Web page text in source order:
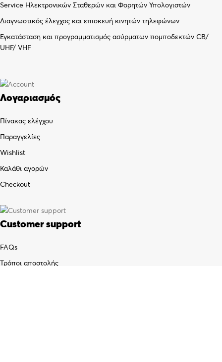
Service Ηλεκτρονικών Σταθερών και Φορητών Υπολογιστών
Διαγνωστικός έλεγχος και επισκευή κινητών τηλεφώνων
Εγκατάσταση και προγραμματισμός ασύρματων πομποδεκτών CB/
UHF/ VHF
Λογαριασμός
Πίνακας ελέγχου
Παραγγελίες
Wishlist
Καλάθι αγορών
Checkout
Customer support
FAQs
Τρόποι αποστολής